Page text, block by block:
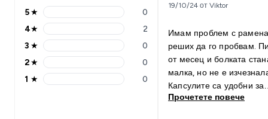
5 stars rating 0 reviews
5★ 0
4 stars rating 2 reviews
4★ 2
3 stars rating 0 reviews
3 ★ 0
2 stars rating 0 reviews
2★ 0
1 stars rating 0 reviews
1 ★ 0
19/10/24 от Viktor
Имам проблем с
реших да го пробвам.
от месец и болката
малка, но не е
Капсулите са удобни за
приемане. В подходяща
Прочетете повече